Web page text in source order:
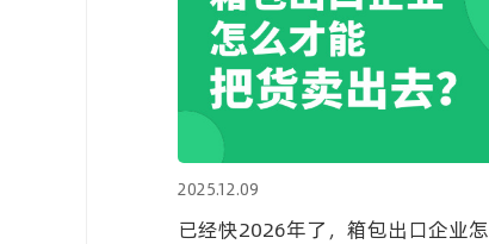
2025.12.09
已经快2026年了，箱包出口企业